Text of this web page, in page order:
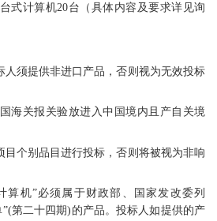
式计算机20台（具体内容及要求详见询
人须提供非进口产品，否则视为无效投标
海关报关验放进入中国境内且产自关境
目个别品目进行投标，否则将被视为非响
算机”必须属于财政部、国家发改委列
第二十四期)的产品。投标人如提供的产